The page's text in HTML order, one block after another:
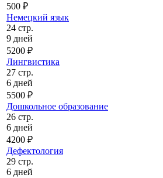
500 ₽
Немецкий язык
24 стр.
9 дней
5200 ₽
Лингвистика
27 стр.
6 дней
5500 ₽
Дошкольное образование
26 стр.
6 дней
4200 ₽
Дефектология
29 стр.
6 дней